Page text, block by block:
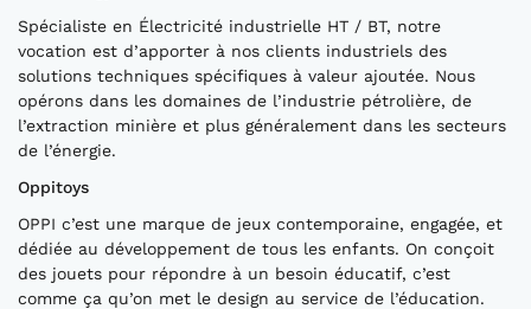
Spécialiste en Électricité industrielle HT / BT, notre
vocation est d’apporter à nos clients industriels des
solutions techniques spécifiques à valeur ajoutée. Nous
opérons dans les domaines de l’industrie pétrolière, de
l’extraction minière et plus généralement dans les secteurs
de l’énergie.
Oppitoys
OPPI c’est une marque de jeux contemporaine, engagée, et
dédiée au développement de tous les enfants. On conçoit
des jouets pour répondre à un besoin éducatif, c’est
comme ça qu’on met le design au service de l’éducation.